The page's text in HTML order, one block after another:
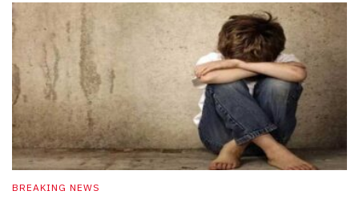
BREAKING NEWS